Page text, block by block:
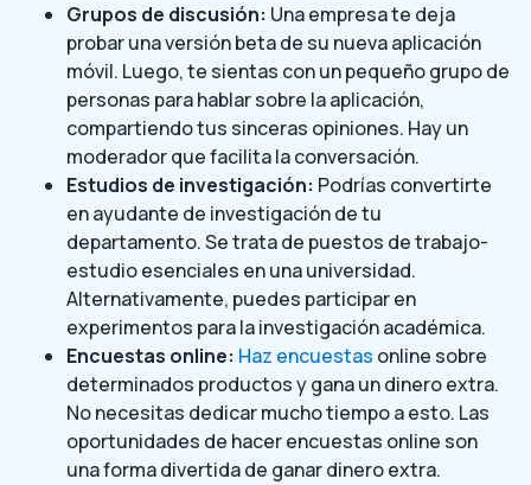
Grupos de discusión: Una empresa te deja
probar una versión beta de su nueva aplicación
móvil. Luego, te sientas con un pequeño grupo de
personas para hablar sobre la aplicación,
compartiendo tus sinceras opiniones. Hay un
moderador que facilita la conversación.
Estudios de investigación: Podrías convertirte
en ayudante de investigación de tu
departamento. Se trata de puestos de trabajo-
estudio esenciales en una universidad.
Alternativamente, puedes participar en
experimentos para la investigación académica.
Encuestas online: Haz encuestas online sobre
determinados productos y gana un dinero extra.
No necesitas dedicar mucho tiempo a esto. Las
oportunidades de hacer encuestas online son
una forma divertida de ganar dinero extra.